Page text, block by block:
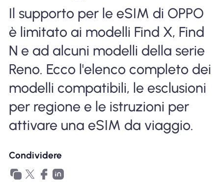
Utilizzando una eSIM
Per affari
Il supporto per le eSIM di OPPO
è limitato ai modelli Find X, Find
N e ad alcuni modelli della serie
Reno. Ecco l'elenco completo dei
modelli compatibili, le esclusioni
per regione e le istruzioni per
attivare una eSIM da viaggio.
Condividere